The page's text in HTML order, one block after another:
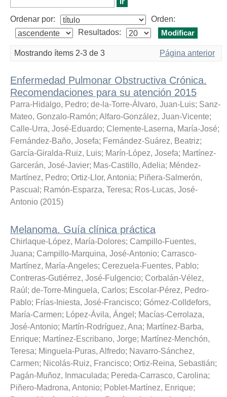
Ordenar por:
Orden:
Resultados:
Mostrando ítems 2-3 de 3 Página anterior
Enfermedad Pulmonar Obstructiva Crónica.
Recomendaciones para su atención 2015
Parra-Hidalgo, Pedro; de-la-Torre-Álvaro, Juan-Luis; Sanz-
Mateo, Gonzalo-Ramón; Alfaro-González, Juan-Vicente;
Calle-Urra, José-Eduardo; Clemente-Laserna, María-José;
Fernández-Baño, Josefa; Fernández-Suárez, Beatriz;
García-Giralda-Ruiz, Luis; Marín-López, Josefa; Martínez-
Garcerán, José-Javier; Mas-Castillo, Adelia; Méndez-
Martínez, Pedro; Ortiz-Llor, Antonia; Piñera-Salmerón,
Pascual ; Ramón-Esparza, Teresa; Ros-Lucas, José-
Antonio (2015)
Melanoma. Guía clínica práctica
Chirlaque-López, María-Dolores; Campillo-Fuentes,
Juana; Campillo-Marquina, José-Antonio; Carrasco-
Martínez, María-Angeles; Cerezuela-Fuentes, Pablo;
Contreras-Gutiérrez, José-Fulgencio; Corbalán-Vélez,
Raúl ; de-Torre-Minguela, Carlos; Escolar-Pérez, Pedro-
Pablo; Frías-Iniesta, José-Francisco; Gómez-Colldefors,
María-Carmen; López-Ávila, Ángel ; Macías-Cerrolaza,
José-Antonio; Martín-Rodríguez, Ana; Martínez-Barba,
Enrique; Martínez-Escribano, Jorge; Martínez-Menchón,
Teresa; Minguela-Puras, Alfredo; Navarro-Sánchez,
Carmen; Nicolás-Ruiz, Francisco; Ortiz-Reina, Sebastián;
Pagán-Muñoz, Inmaculada; Pereda-Carrasco, Carolina;
Piñero-Madrona, Antonio; Poblet-Martínez, Enrique;